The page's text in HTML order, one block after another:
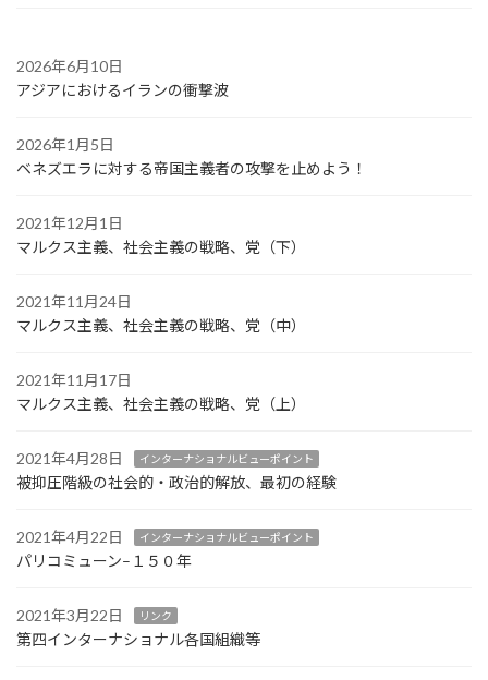
2026年6月10日
アジアにおけるイランの衝撃波
2026年1月5日
ベネズエラに対する帝国主義者の攻撃を止めよう！
2021年12月1日
マルクス主義、社会主義の戦略、党（下）
2021年11月24日
マルクス主義、社会主義の戦略、党（中）
2021年11月17日
マルクス主義、社会主義の戦略、党（上）
2021年4月28日 インターナショナルビューポイント
被抑圧階級の社会的・政治的解放、最初の経験
2021年4月22日 インターナショナルビューポイント
パリコミューン–１５０年
2021年3月22日 リンク
第四インターナショナル各国組織等